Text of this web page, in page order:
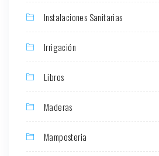
Instalaciones Sanitarias
Irrigación
Libros
Maderas
Mamposteria